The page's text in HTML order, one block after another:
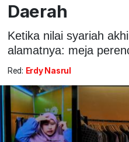
Daerah
Ketika nilai syariah
alamatnya: meja
Red: Erdy Nasrul